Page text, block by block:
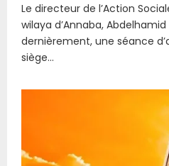
Le directeur de l’Action
wilaya d’Annaba, Abdelhamid
dernièrement, une séance
siège...